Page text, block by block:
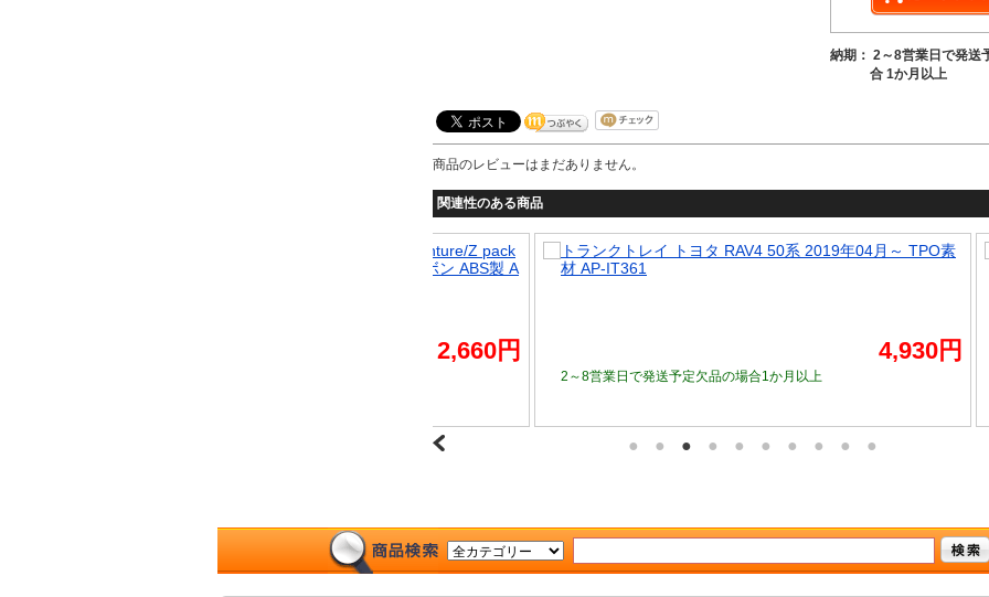
納期： 2～8営業日で発送
合 1か月以上
商品のレビューはまだありません。
関連性のある商品
エアコンダクトカバー トヨタ RAV4 50系 Adventure/Z pack
age/G/HYBRID G 2019年04月～ ブラックカーボン ABS製 A
2,660円
トランクトレイ トヨタ RAV4 50系 2019年04月～ TPO素
材 AP-IT361
4,930円
2～8営業日で発送予定欠品の場合1か月以上